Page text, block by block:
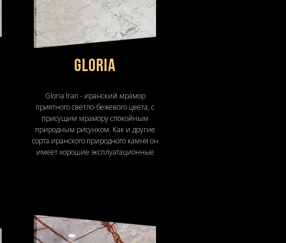
Gloria
Gloria Iran - иранский мрамор
приятного светло-бежевого цвета, с
присущим мрамору спокойным
природным рисунком. Как и другие
сорта иранского природного камня он
имеет хорошие эксплуатационные